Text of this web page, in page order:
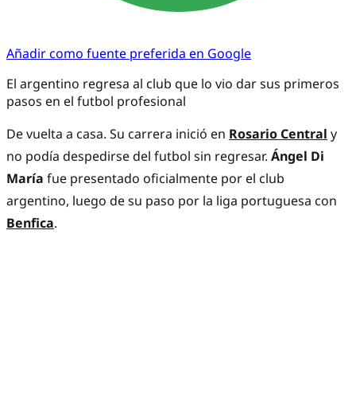
Añadir como fuente preferida en Google
El argentino regresa al club que lo vio dar sus primeros
pasos en el futbol profesional
De vuelta a casa. Su carrera inició en Rosario Central y
no podía despedirse del futbol sin regresar. Ángel Di
María fue presentado oficialmente por el club
argentino, luego de su paso por la liga portuguesa con
Benfica.